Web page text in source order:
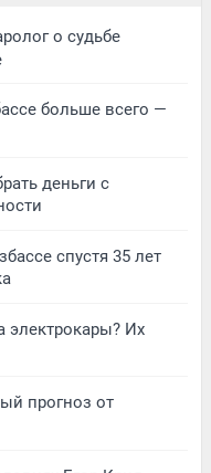
о судьбе
больше всего —
деньги с
спустя 35 лет
электрокары? Их
прогноз от